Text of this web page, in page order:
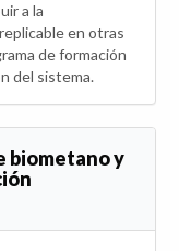
a la
en otras
de formación
del sistema.
biometano y